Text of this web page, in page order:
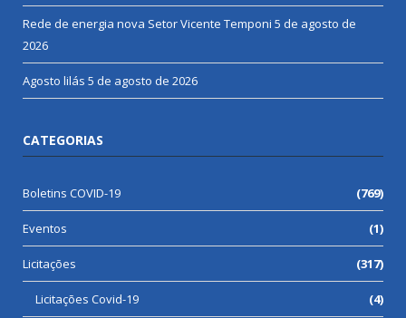
Rede de energia nova Setor Vicente Temponi 5 de agosto de
2026
Agosto lilás 5 de agosto de 2026
CATEGORIAS
Boletins COVID-19 (769)
Eventos (1)
Licitações (317)
Licitações Covid-19 (4)